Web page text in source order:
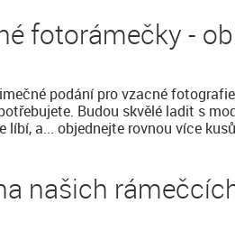
fotorámečky -
podání pro vzacné
Budou skvělé ladit s
líbí, a... objednejte rovnou více
našich